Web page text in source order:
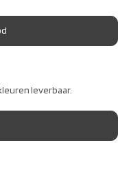
leverbaar.